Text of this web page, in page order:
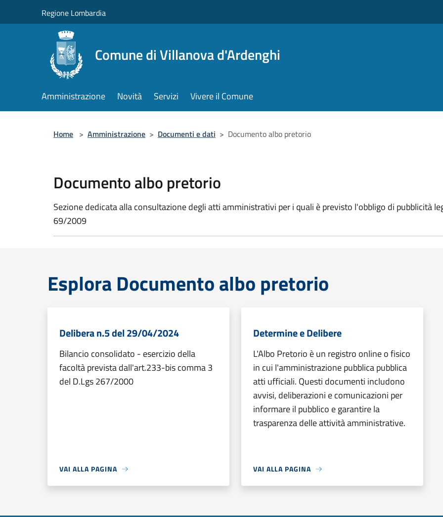
Regione Lombardia
Comune di Villanova d'Ardenghi
Amministrazione Novità Servizi Vivere il Comune
Home > Amministrazione > Documenti e dati > Documento albo pretorio
Documento albo pretorio
Sezione dedicata alla consultazione degli atti amministrativi per i quali è previsto l'obbligo di pubblicità
69/2009
Esplora Documento albo pretorio
Delibera n.5 del 29/04/2024
Bilancio consolidato - esercizio della
facoltà prevista dall'art.233-bis comma 3
del D.Lgs 267/2000
VAI ALLA PAGINA
Determine e Delibere
L'Albo Pretorio è un registro online o fisico
in cui l'amministrazione pubblica pubblica
atti ufficiali. Questi documenti includono
avvisi, deliberazioni e comunicazioni per
informare il pubblico e garantire la
trasparenza delle attività amministrative.
VAI ALLA PAGINA